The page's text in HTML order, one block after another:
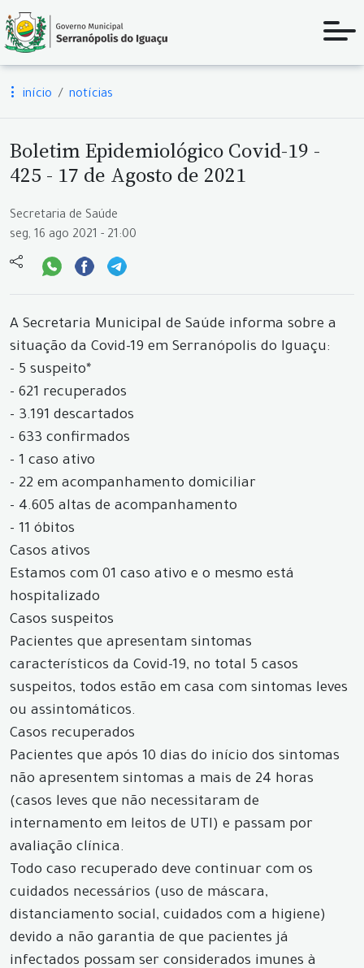
início notícias
Boletim Epidemiológico Covid-19 -
425 - 17 de Agosto de 2021
Secretaria de Saúde
seg, 16 ago 2021 - 21:00
A Secretaria Municipal de Saúde informa sobre a
situação da Covid-19 em Serranópolis do Iguaçu:
- 5 suspeito*
- 621 recuperados
- 3.191 descartados
- 633 confirmados
- 1 caso ativo
- 22 em acompanhamento domiciliar
- 4.605 altas de acompanhamento
- 11 óbitos
Casos ativos
Estamos com 01 caso ativo e o mesmo está
hospitalizado
Casos suspeitos
Pacientes que apresentam sintomas
característicos da Covid-19, no total 5 casos
suspeitos, todos estão em casa com sintomas leves
ou assintomáticos.
Casos recuperados
Pacientes que após 10 dias do início dos sintomas
não apresentem sintomas a mais de 24 horas
(casos leves que não necessitaram de
internamento em leitos de UTI) e passam por
avaliação clínica.
Todo caso recuperado deve continuar com os
cuidados necessários (uso de máscara,
distanciamento social, cuidados com a higiene)
devido a não garantia de que pacientes já
infectados possam ser considerados imunes à